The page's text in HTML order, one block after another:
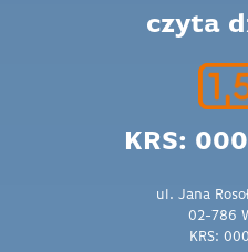
czyta
KRS:
ul. Jana
02-786
KRS: